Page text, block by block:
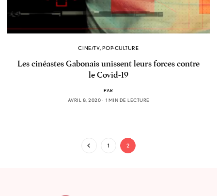
CINE/TV,POP-CULTURE
Les cinéastes Gabonais unissent leurs forces contre
le Covid-19
PAR
AVRIL 8, 2020
1 MIN DE LECTURE
1 2